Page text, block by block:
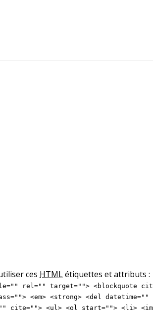
ces HTMLétiquettes et attributs :
rel="" target=""> <blockquote
<em> <strong> <del
cite=""> <ul> <ol start=""> <li>